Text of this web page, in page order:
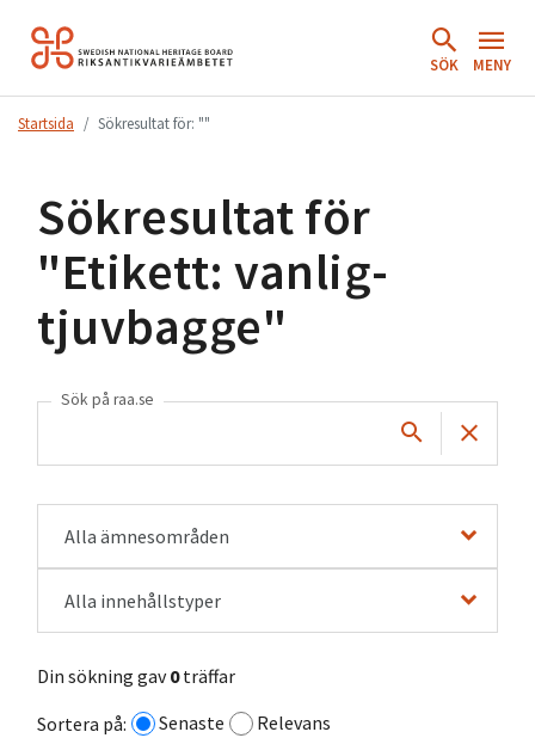
Hoppa
till
SÖK MENY
Startsida Sökresultat för: ""
Sökresultat för
"Etikett: vanlig-
tjuvbagge"
Sök på raa.se
Alla ämnesområden
Alla innehållstyper
Din sökning gav0träffar
Sortera på:
Senaste Relevans